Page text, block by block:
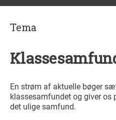
Tema
En strøm af aktuelle bøger
klassesamfundet og giver
det ulige samfund.